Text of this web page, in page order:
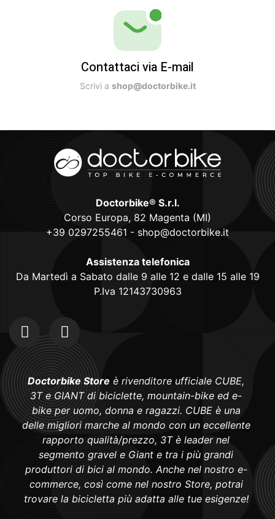
Contattaci via E-mail
Scrivi a shop@doctorbike.it
Doctorbike® S.r.l.
Corso Europa, 82 Magenta (MI)
+39 0297255461 - shop@doctorbike.it
Assistenza telefonica
Da Martedì a Sabato dalle 9 alle 12 e dalle 15 alle 19
P.Iva 12143730963
Doctorbike Store è rivenditore ufficiale CUBE,
3T e GIANT di biciclette, mountain-bike ed e-
bike per uomo, donna e ragazzi. CUBE è una
delle migliori marche al mondo con un eccellente
rapporto qualità/prezzo, 3T è leader nel
segmento gravel e Giant e tra i più grandi
produttori di bici al mondo. Anche nel nostro e-
commerce, così come nel nostro Store, potrai
trovare la bicicletta più adatta alle tue esigenze!